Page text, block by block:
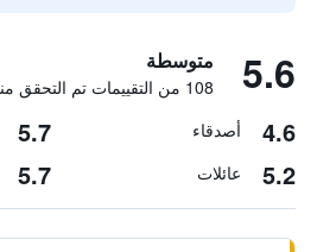
5.6 متوسطة
108 من التقييمات تم التحقق منها
4.6 أصدقاء 5.7
5.2 عائلات 5.7